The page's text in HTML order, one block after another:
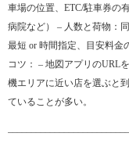
車場の位置、ETC/駐車券の
病院など） – 人数と荷物：
最短 or 時間指定、目安料金
コツ： – 地図アプリのURL
機エリアに近い店を選ぶと
ていることが多い。